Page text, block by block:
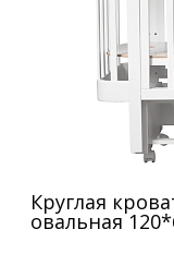
Круглая
овальная